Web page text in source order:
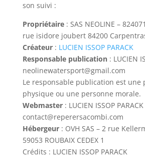
son suivi :
Propriétaire : SAS NEOLINE –
rue isidore joubert 84200
Créateur : LUCIEN ISSOP PARACK
Responsable publication : LUCIEN
neolinewatersport@gmail.com
Le responsable publication est une
physique ou une personne morale.
Webmaster : LUCIEN ISSOP PARACK
contact@reperersacombi.com
Hébergeur : OVH SAS – 2 rue
59053 ROUBAIX CEDEX 1
Crédits : LUCIEN ISSOP PARACK